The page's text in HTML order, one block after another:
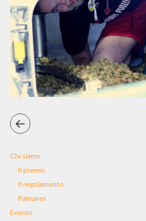
Chi siamo
Il premio
Il regolamento
Palmares
Evento